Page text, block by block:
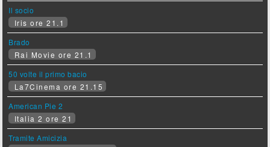
Il socio
Iris ore 21.1
Brado
Rai Movie ore 21.1
50 volte il primo bacio
La7Cinema ore 21.15
American Pie 2
Italia 2 ore 21
Tramite Amicizia